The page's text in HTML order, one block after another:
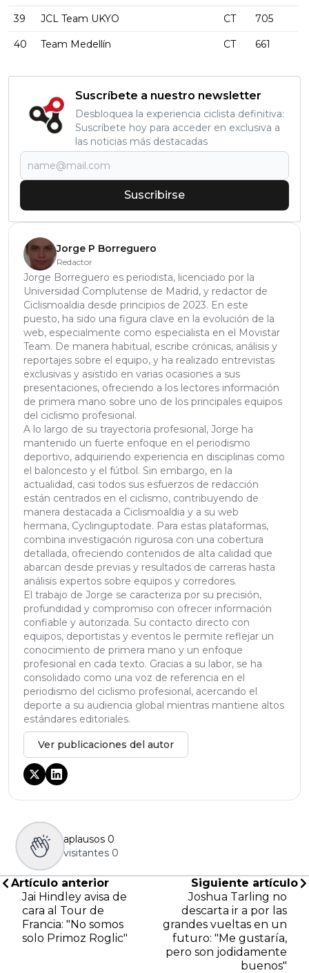
39 JCL Team UKYO CT 705
40 Team Medellín CT 661
Suscríbete a nuestro newsletter
Desbloquea la experiencia ciclista definitiva:
Suscríbete hoy para acceder en exclusiva a
las noticias más destacadas
Suscribirse
Jorge P Borreguero
Redactor
Jorge Borreguero es periodista, licenciado por la
Universidad Complutense de Madrid, y redactor de
Ciclismoaldia desde principios de 2023. En este
puesto, ha sido una figura clave en la evolución de la
web, especialmente como especialista en el Movistar
Team. De manera habitual, escribe crónicas, análisis y
reportajes sobre el equipo, y ha realizado entrevistas
exclusivas y asistido en varias ocasiones a sus
presentaciones, ofreciendo a los lectores información
de primera mano sobre uno de los principales equipos
del ciclismo profesional.
A lo largo de su trayectoria profesional, Jorge ha
mantenido un fuerte enfoque en el periodismo
deportivo, adquiriendo experiencia en disciplinas como
el baloncesto y el fútbol. Sin embargo, en la
actualidad, casi todos sus esfuerzos de redacción
están centrados en el ciclismo, contribuyendo de
manera destacada a Ciclismoaldia y a su web
hermana, Cyclinguptodate. Para estas plataformas,
combina investigación rigurosa con una cobertura
detallada, ofreciendo contenidos de alta calidad que
abarcan desde previas y resultados de carreras hasta
análisis expertos sobre equipos y corredores.
El trabajo de Jorge se caracteriza por su precisión,
profundidad y compromiso con ofrecer información
confiable y autorizada. Su contacto directo con
equipos, deportistas y eventos le permite reflejar un
conocimiento de primera mano y un enfoque
profesional en cada texto. Gracias a su labor, se ha
consolidado como una voz de referencia en el
periodismo del ciclismo profesional, acercando el
deporte a su audiencia global mientras mantiene altos
estándares editoriales.
Ver publicaciones del autor
aplausos 0
visitantes 0
Artículo anterior
Jai Hindley avisa de
cara al Tour de
Francia: "No somos
solo Primoz Roglic"
Siguiente artículo
Joshua Tarling no
descarta ir a por las
grandes vueltas en un
futuro: "Me gustaría,
pero son jodidamente
buenos"